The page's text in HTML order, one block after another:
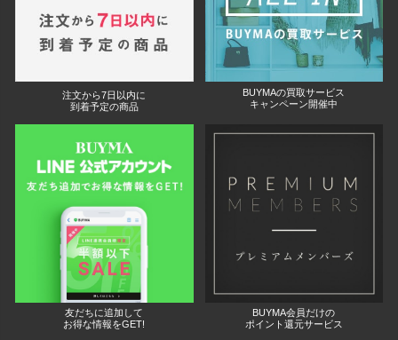
注文から7日以内に
到着予定の商品
BUYMAの買取サービス
キャンペーン開催中
友だちに追加して
お得な情報をGET!
BUYMA会員だけの
ポイント還元サービス